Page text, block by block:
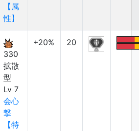
【属
性】
330
拡散
型
Lv 7
会心
撃
【特
+20% 20